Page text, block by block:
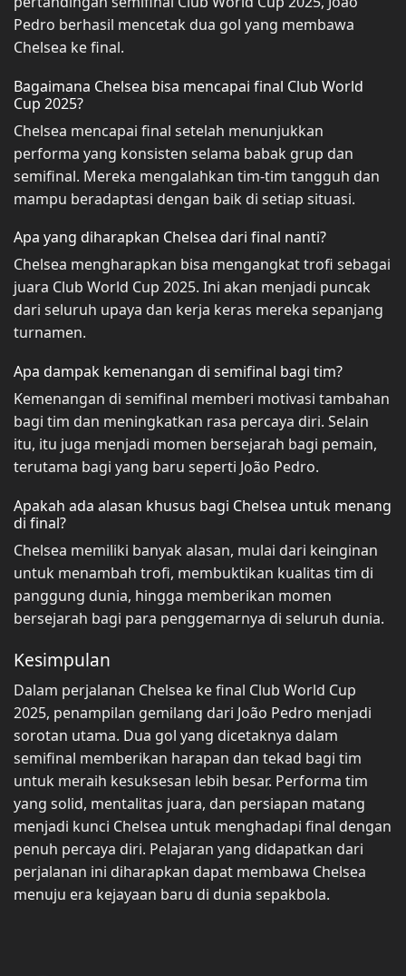
Pedro berhasil mencetak dua gol yang membawa
Chelsea ke final.
Bagaimana Chelsea bisa mencapai final Club World
Cup 2025?
Chelsea mencapai final setelah menunjukkan
performa yang konsisten selama babak grup dan
semifinal. Mereka mengalahkan tim-tim tangguh dan
mampu beradaptasi dengan baik di setiap situasi.
Apa yang diharapkan Chelsea dari final nanti?
Chelsea mengharapkan bisa mengangkat trofi sebagai
juara Club World Cup 2025. Ini akan menjadi puncak
dari seluruh upaya dan kerja keras mereka sepanjang
turnamen.
Apa dampak kemenangan di semifinal bagi tim?
Kemenangan di semifinal memberi motivasi tambahan
bagi tim dan meningkatkan rasa percaya diri. Selain
itu, itu juga menjadi momen bersejarah bagi pemain,
terutama bagi yang baru seperti João Pedro.
Apakah ada alasan khusus bagi Chelsea untuk menang
di final?
Chelsea memiliki banyak alasan, mulai dari keinginan
untuk menambah trofi, membuktikan kualitas tim di
panggung dunia, hingga memberikan momen
bersejarah bagi para penggemarnya di seluruh dunia.
Kesimpulan
Dalam perjalanan Chelsea ke final Club World Cup
2025, penampilan gemilang dari João Pedro menjadi
sorotan utama. Dua gol yang dicetaknya dalam
semifinal memberikan harapan dan tekad bagi tim
untuk meraih kesuksesan lebih besar. Performa tim
yang solid, mentalitas juara, dan persiapan matang
menjadi kunci Chelsea untuk menghadapi final dengan
penuh percaya diri. Pelajaran yang didapatkan dari
perjalanan ini diharapkan dapat membawa Chelsea
menuju era kejayaan baru di dunia sepakbola.